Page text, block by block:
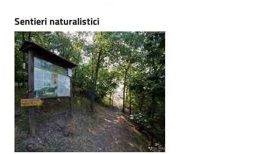
Sentieri naturalistici